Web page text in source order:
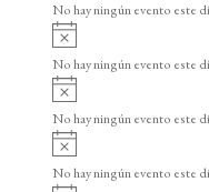
i
o
No hay ningún evento este
A
v
i
o
No hay ningún evento este
v
i
o
No hay ningún evento este
v
i
No hay ningún evento este